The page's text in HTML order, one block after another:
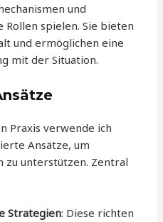
und
spielen. Sie bieten
und ermöglichen eine
mit der Situation.
Praxis verwende ich
Ansätze, um
zu unterstützen. Zentral
Strategien: Diese richten